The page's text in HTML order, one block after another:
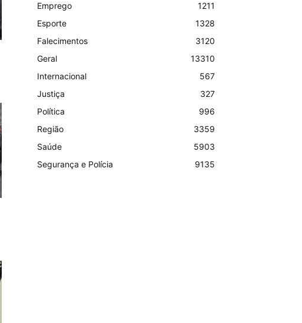
Emprego
1211
Esporte
1328
Falecimentos
3120
Geral
13310
Internacional
567
Justiça
327
Política
996
Região
3359
Saúde
5903
Segurança e Polícia
9135